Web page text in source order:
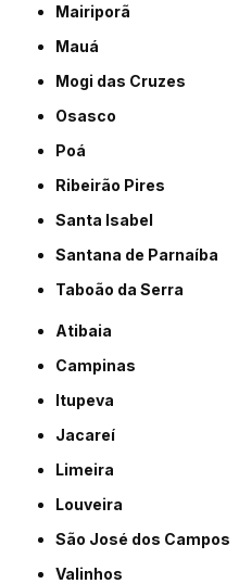
Mairiporã
Mauá
Mogi das Cruzes
Osasco
Poá
Ribeirão Pires
Santa Isabel
Santana de Parnaíba
Taboão da Serra
Atibaia
Campinas
Itupeva
Jacareí
Limeira
Louveira
São José dos Campos
Valinhos